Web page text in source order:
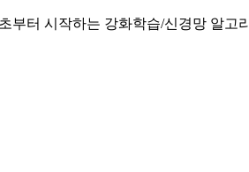
부터 시작하는 강화학습/신경망 알